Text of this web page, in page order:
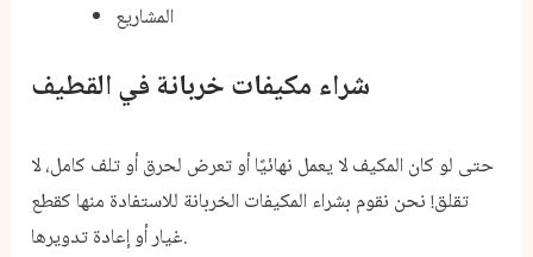
المشاريع
شراء مكيفات خربانة في القطيف
حتى لو كان المكيف لا يعمل نهائيًا أو تعرض لحرق أو تلف كامل، لا
تقلق! نحن نقوم بشراء المكيفات الخربانة للاستفادة منها كقطع
غيار أو إعادة تدويرها.